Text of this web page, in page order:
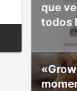
que
todos